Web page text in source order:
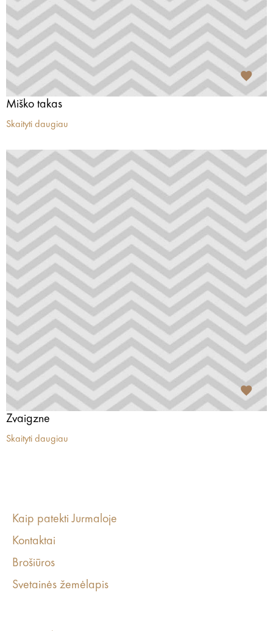
Miško takas
Skaityti daugiau
Zvaigzne
Skaityti daugiau
Kaip patekti Jurmaloje
Kontaktai
Brošiūros
Svetainės žemėlapis